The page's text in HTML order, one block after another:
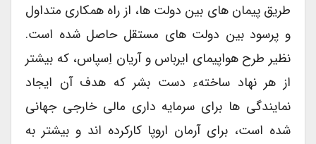
طریق پیمان های بین دولت ها، از راه همکاری متداول
و پرسود بین دولت های مستقل حاصل شده است.
نظیر طرح هواپیمای ایرباس و آریان اِسپاس، که بیشتر
از هر نهاد ساختهء دست بشر که هدف آن ایجاد
نمایندگی ها برای سرمایه داری مالی خارجی جهانی
شده است، برای آرمان اروپا کارکرده اند و بیشتر به